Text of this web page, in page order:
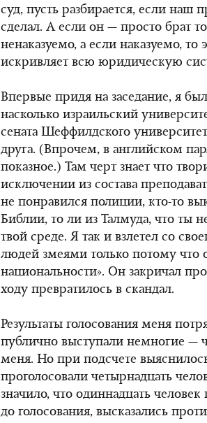
суд, пусть разбирается, если наш
сделал. А если он — просто брат
ненаказуемо, а если наказуемо, то
искривляет всю юридическую
Впервые придя на заседание, я
насколько израильский
сената Шеффилдского
друга. (Впрочем, в английском
показное.) Там черт знает что
исключении из состава
не понравился полиции, кто-то
Библии, то ли из Талмуда, что ты
твой среде. Я так и взлетел со
людей змеями только потому что
национальности». Он закричал
ходу превратилось в скандал.
Результаты голосования меня
публично выступали немногие —
меня. Но при подсчете
проголосовали четырнадцать
значило, что одиннадцать
до голосования, высказались